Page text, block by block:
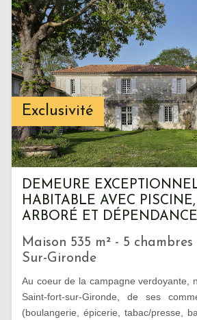
Exclusivité
DEMEURE
HABITABLE AVEC
ARBORÉ ET
Maison 535 m² - 5
Sur-Gironde
Au coeur de la campagne verdoyante,
Saint-fort-sur-Gironde, de ses
(boulangerie, épicerie, tabac/presse,